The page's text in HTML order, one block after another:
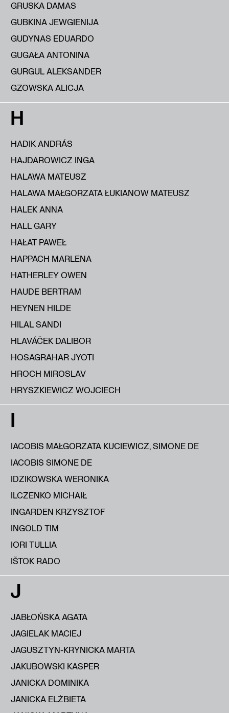
GRUSKA DAMAS
GUBKINA JEWGIENIJA
GUDYNAS EDUARDO
GUGAŁA ANTONINA
GURGUL ALEKSANDER
GZOWSKA ALICJA
H
HADIK ANDRÁS
HAJDAROWICZ INGA
HALAWA MATEUSZ
HALAWA MAŁGORZATA ŁUKIANOW MATEUSZ
HALEK ANNA
HALL GARY
HAŁAT PAWEŁ
HAPPACH MARLENA
HATHERLEY OWEN
HAUDE BERTRAM
HEYNEN HILDE
HILAL SANDI
HLAVÁČEK DALIBOR
HOSAGRAHAR JYOTI
HROCH MIROSLAV
HRYSZKIEWICZ WOJCIECH
I
IACOBIS MAŁGORZATA KUCIEWICZ, SIMONE DE
IACOBIS SIMONE DE
IDZIKOWSKA WERONIKA
ILCZENKO MICHAIŁ
INGARDEN KRZYSZTOF
INGOLD TIM
IORI TULLIA
IŠTOK RADO
J
JABŁOŃSKA AGATA
JAGIELAK MACIEJ
JAGUSZTYN-KRYNICKA MARTA
JAKUBOWSKI KASPER
JANICKA DOMINIKA
JANICKA ELŻBIETA